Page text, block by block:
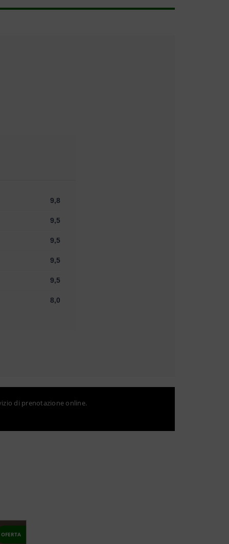
9,8
9,5
9,5
9,5
9,5
8,0
di prenotazione online.
OFERTA